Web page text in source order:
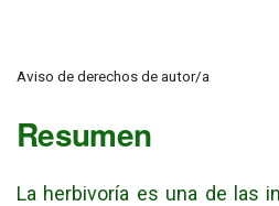
Aviso de derechos de autor/a
Resumen
La herbivoría es una de las